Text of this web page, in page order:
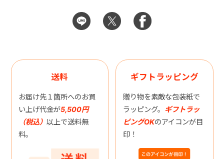
送料
お届け先１箇所へのお買
い上げ代金が5,500円
（税込） 以上で送料無
料。
ギフトラッピング
贈り物を素敵な包装紙で
ラッピング。 ギフトラッ
ピングOKのアイコンが目
印！